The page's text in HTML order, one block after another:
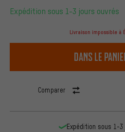
Expédition sous 1-3 jours ouvrés
Livraison impossible à
dans le
Comparer
Expédition sous 1-3